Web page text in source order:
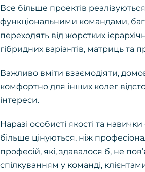
Все більше проектів
функціональними командами,
переходять від жорстких
гібридних варіантів, матриць та
Важливо вміти взаємодіяти,
комфортно для інших колег
інтереси.
Наразі особисті якості та
більше цінуються, ніж
професій, які, здавалося б, не
спілкуванням у команді,